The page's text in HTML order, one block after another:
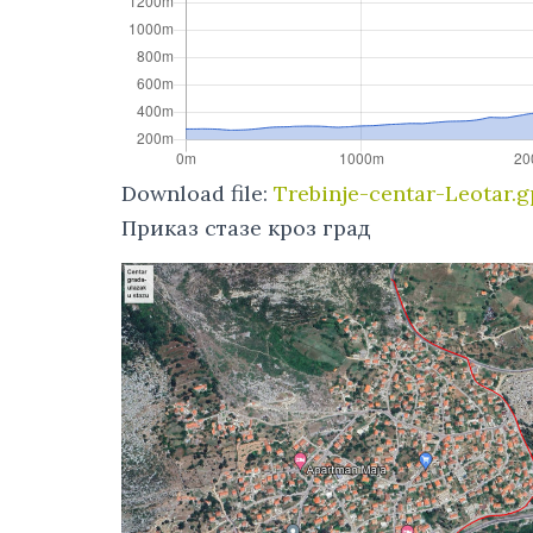
Download file: Trebinje-centar-
Приказ стазе кроз град